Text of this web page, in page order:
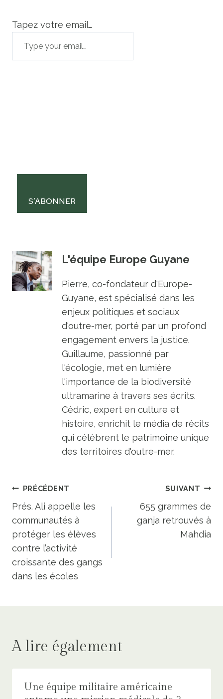
Tapez votre email…
S’ABONNER
L'équipe Europe Guyane
Pierre, co-fondateur d'Europe-
Guyane, est spécialisé dans les
enjeux politiques et sociaux
d'outre-mer, porté par un profond
engagement envers la justice.
Guillaume, passionné par
l'écologie, met en lumière
l'importance de la biodiversité
ultramarine à travers ses écrits.
Cédric, expert en culture et
histoire, enrichit le média de récits
qui célèbrent le patrimoine unique
des territoires d'outre-mer.
Navigation
de
l’article
PRÉCÉDENT
Prés. Ali appelle les
communautés à
protéger les élèves
contre l’activité
croissante des gangs
dans les écoles
SUIVANT
655 grammes de
ganja retrouvés à
Mahdia
A lire également
Une équipe militaire américaine